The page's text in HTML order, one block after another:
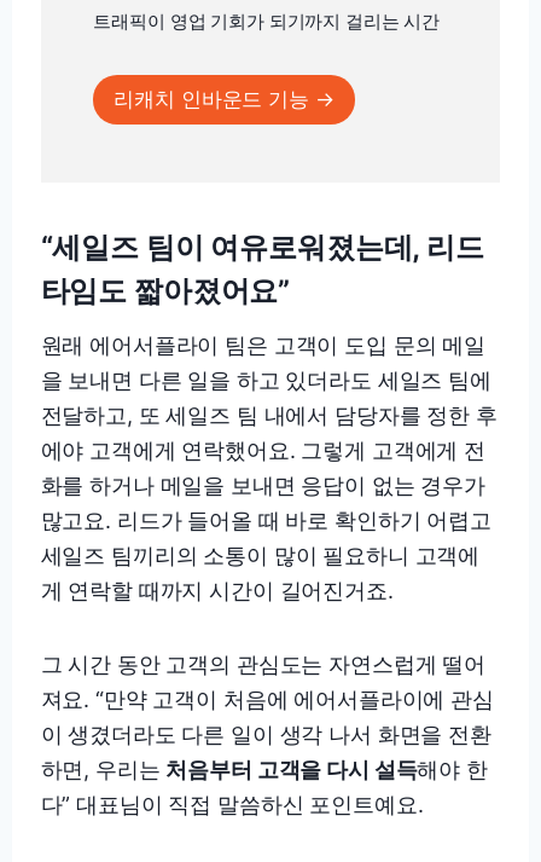
트래픽이 영업 기회가 되기까지 걸리는 시간
리캐치 인바운드 기능 →
“세일즈 팀이 여유로워졌는데, 리드
타임도 짧아졌어요”
원래 에어서플라이 팀은 고객이 도입 문의 메일
을 보내면 다른 일을 하고 있더라도 세일즈 팀에
전달하고, 또 세일즈 팀 내에서 담당자를 정한 후
에야 고객에게 연락했어요. 그렇게 고객에게 전
화를 하거나 메일을 보내면 응답이 없는 경우가
많고요. 리드가 들어올 때 바로 확인하기 어렵고
세일즈 팀끼리의 소통이 많이 필요하니 고객에
게 연락할 때까지 시간이 길어진거죠.
그 시간 동안 고객의 관심도는 자연스럽게 떨어
져요. “만약 고객이 처음에 에어서플라이에 관심
이 생겼더라도 다른 일이 생각 나서 화면을 전환
하면, 우리는 처음부터 고객을 다시 설득해야 한
다” 대표님이 직접 말씀하신 포인트예요.